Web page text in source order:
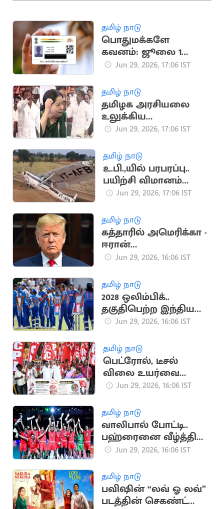
தமிழ் நாடு
பொதுமக்களே
கவனம்: ஜூலை 1
முதல் அமலுக்கு வரும்
Jun 29, 2026, 17:06 IST
தமிழ் நாடு
தமிழக அரசியலை
உலுக்கிய
சட்டப்பேரவை சம்பவம்
Jun 29, 2026, 17:06 IST
தமிழ் நாடு
உ.பி.,யில் பரபரப்பு..
பயிற்சி விமானம்
விழுந்து பெண்
Jun 29, 2026, 17:06 IST
தமிழ் நாடு
கத்தாரில் அமெரிக்கா -
ஈரான்
பேச்சுவார்த்தை.. டிரம்ப்
Jun 29, 2026, 16:06 IST
தமிழ் நாடு
2028 ஒலிம்பிக்..
தகுதிபெற்ற இந்திய
மகளிர் கிரிக்கெட்
Jun 29, 2026, 16:06 IST
தமிழ் நாடு
பெட்ரோல், டீசல்
விலை உயர்வை
கண்டித்து CPI
Jun 29, 2026, 16:06 IST
தமிழ் நாடு
வாலிபால் போட்டி..
பஹ்ரைனை வீழ்த்தி
வெண்கல பதக்கம்
Jun 29, 2026, 16:06 IST
தமிழ் நாடு
பவிஷின் “லவ் ஓ லவ்”
படத்தின் செகண்ட்